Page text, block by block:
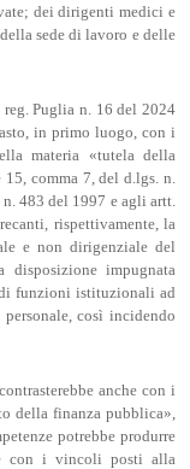
dei dirigenti medici e
sede di lavoro e delle
Puglia n. 16 del 2024
in primo luogo, con i
materia «tutela della
15, comma 7, del d.lgs. n.
483 del 1997 e agli artt.
rispettivamente, la
e non dirigenziale del
disposizione impugnata
funzioni istituzionali ad
così incidendo
anche con i
della finanza pubblica»,
potrebbe produrre
con i vincoli posti alla